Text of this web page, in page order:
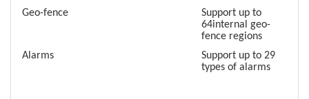
Geo-fence
Support up to
64internal geo-
fence regions
Alarms
Support up to 29
types of alarms